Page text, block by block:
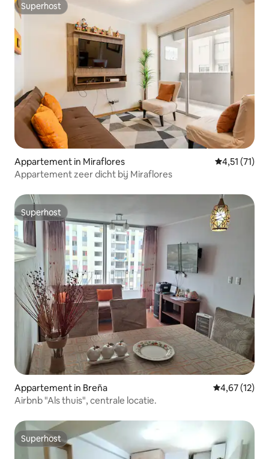
Superhost
Superhost
Appartement in Miraflores Gemiddelde
4,51 (71)
Appartement zeer dicht bij Miraflores
Superhost
Superhost
Appartement in Breña Gemiddelde
4,67 (12)
Airbnb "Als thuis", centrale locatie.
Superhost
Superhost